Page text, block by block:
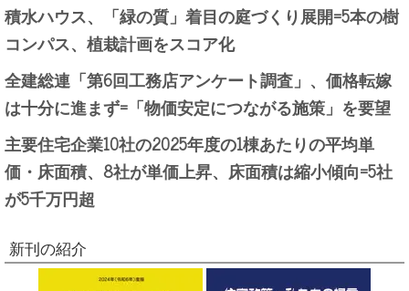
積水ハウス、「緑の質」着目の庭づくり展開=5本の樹
コンパス、植栽計画をスコア化
全建総連「第6回工務店アンケート調査」、価格転嫁
は十分に進まず=「物価安定につながる施策」を要望
主要住宅企業10社の2025年度の1棟あたりの平均単
価・床面積、8社が単価上昇、床面積は縮小傾向=5社
が5千万円超
新刊の紹介